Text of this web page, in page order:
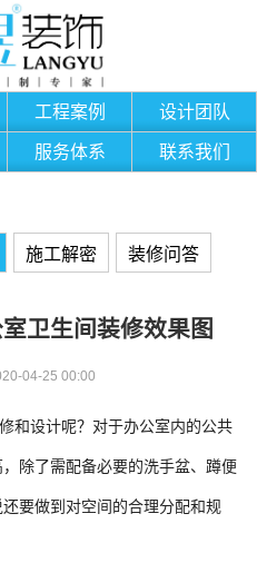
工程案例 设计团队
服务体系 联系我们
施工解密 装修问答
卫生间装修效果图
04-25 00:00
设计呢？对于办公室内的公共
除了需配备必要的洗手盆、蹲便
要做到对空间的合理分配和规